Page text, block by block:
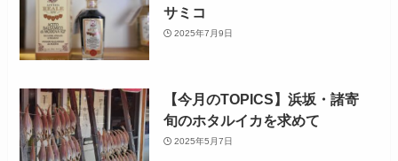
サミコ
2025年7月9日
【今月のTOPICS】浜坂・諸寄
旬のホタルイカを求めて
2025年5月7日